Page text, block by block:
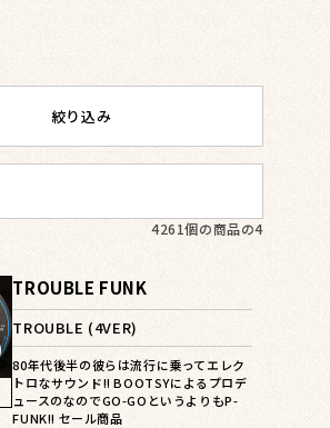
絞り込み
4261個の商品の4
TROUBLE FUNK
TROUBLE (4VER)
80年代後半の彼らは流行に乗ってエレク
トロなサウンド!! BOOTSYによるプロデ
ュースのなのでGO-GOというよりもP-
FUNK!! セール商品